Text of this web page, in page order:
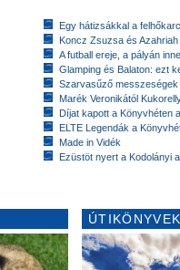
Egy hátizsákkal a
Koncz Zsuzsa és
A futball ereje, a pályán
Glamping és Balaton: ezt
Szarvasűző messzeségek
Marék Veronikától
Díjat kapott a Könyvhéten
ELTE Legendák a
Made in Vidék
Ezüstöt nyert a Kodolányi